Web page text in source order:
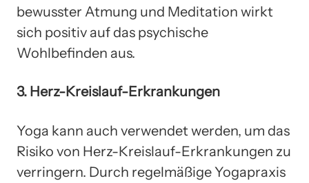
bewusster Atmung und Meditation wirkt
sich positiv auf das psychische
Wohlbefinden aus.
3. Herz-Kreislauf-Erkrankungen
Yoga kann auch verwendet werden, um das
Risiko von Herz-Kreislauf-Erkrankungen zu
verringern. Durch regelmäßige Yogapraxis